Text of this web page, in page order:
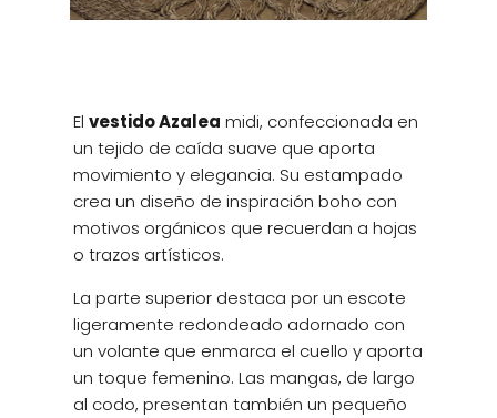
Elvestido Azalea midi, confeccionada en
un tejido de caída suave que aporta
movimiento y elegancia. Su estampado
crea un diseño de inspiración boho con
motivos orgánicos que recuerdan a hojas
o trazos artísticos.
La parte superior destaca por un escote
ligeramente redondeado adornado con
un volante que enmarca el cuello y aporta
un toque femenino. Las mangas, de largo
al codo, presentan también un pequeño